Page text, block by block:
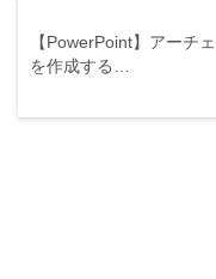
【PowerPoint】アーチ
を作成する…